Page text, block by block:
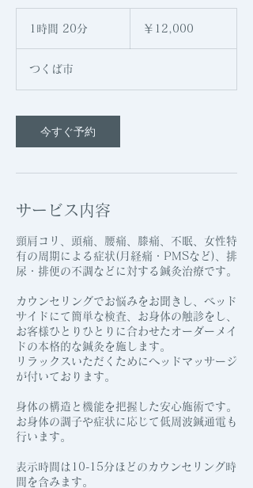
1時間 20分
分
￥12,000
つくば市
今すぐ予約
サービス内容
頸肩コリ、頭痛、腰痛、膝痛、不眠、女性特
有の周期による症状(月経痛・PMSなど)、排
尿・排便の不調などに対する鍼灸治療です。
カウンセリングでお悩みをお聞きし、ベッド
サイドにて簡単な検査、お身体の触診をし、
お客様ひとりひとりに合わせたオーダーメイ
ドの本格的な鍼灸を施します。
リラックスいただくためにヘッドマッサージ
が付いております。
身体の構造と機能を把握した安心施術です。
お身体の調子や症状に応じて低周波鍼通電も
行います。
表示時間は10-15分ほどのカウンセリング時
間を含みます。